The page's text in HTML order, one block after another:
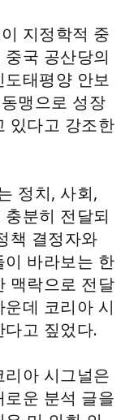
지정학적 중
국 공산당의
태평양 안보
맹으로 성장
있다고 강조한
정치, 사회,
분히 전달되
책 결정자와
바라보는 한
맥락으로 전달
데 코리아 시
고 짚었다.
아 시그널은
운 분석 글을